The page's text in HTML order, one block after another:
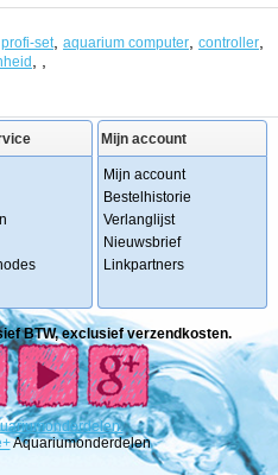
profi-set aquarium computer controller
Mijn account
Mijn account
Bestelhistorie
Verlanglijst
Nieuwsbrief
Linkpartners
BTW, exclusief verzendkosten.
Aquariumonderdelen